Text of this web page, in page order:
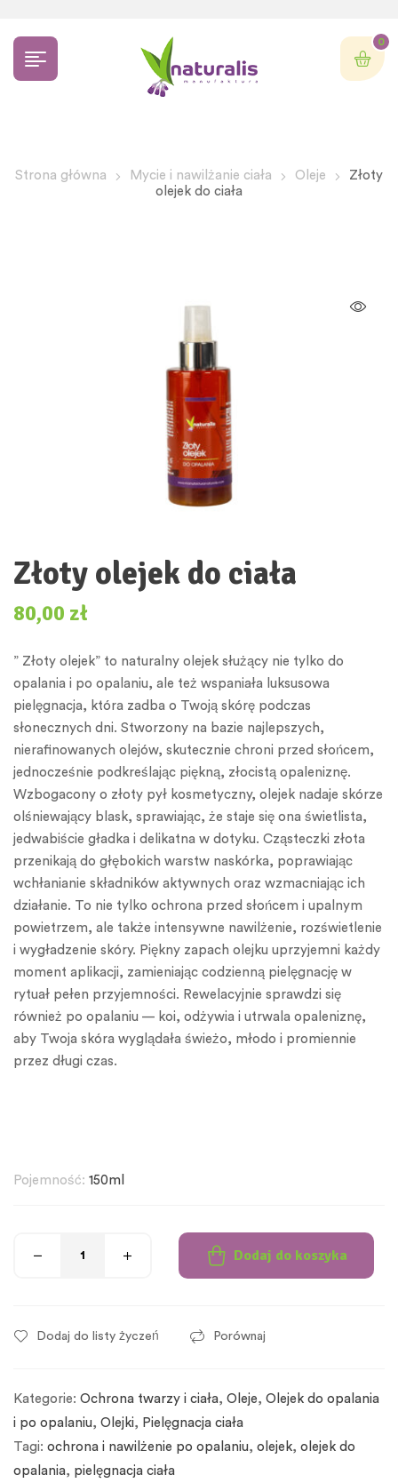
0
Strona główna Mycie i nawilżanie ciała Oleje
Złoty
olejek do ciała
Złoty olejek do ciała
80,00 zł
” Złoty olejek” to naturalny olejek służący nie tylko do
opalania i po opalaniu, ale też wspaniała luksusowa
pielęgnacja, która zadba o Twoją skórę podczas
słonecznych dni. Stworzony na bazie najlepszych,
nierafinowanych olejów, skutecznie chroni przed słońcem,
jednocześnie podkreślając piękną, złocistą opaleniznę.
Wzbogacony o złoty pył kosmetyczny, olejek nadaje skórze
olśniewający blask, sprawiając, że staje się ona świetlista,
jedwabiście gładka i delikatna w dotyku. Cząsteczki złota
przenikają do głębokich warstw naskórka, poprawiając
wchłanianie składników aktywnych oraz wzmacniając ich
działanie. To nie tylko ochrona przed słońcem i upalnym
powietrzem, ale także intensywne nawilżenie, rozświetlenie
i wygładzenie skóry. Piękny zapach olejku uprzyjemni każdy
moment aplikacji, zamieniając codzienną pielęgnację w
rytuał pełen przyjemności. Rewelacyjnie sprawdzi się
również po opalaniu — koi, odżywia i utrwala opaleniznę,
aby Twoja skóra wyglądała świeżo, młodo i promiennie
przez długi czas.
Pojemność: 150ml
Dodaj do koszyka
Dodaj do listy życzeń Porównaj
Kategorie: Ochrona twarzy i ciała, Oleje, Olejek do opalania
i po opalaniu, Olejki, Pielęgnacja ciała
Tagi: ochrona i nawilżenie po opalaniu, olejek, olejek do
opalania, pielęgnacja ciała